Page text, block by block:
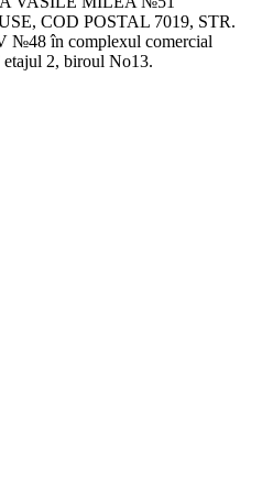
COD POSTAL 7019, STR.
în complexul comercial
etajul 2, biroul No13.